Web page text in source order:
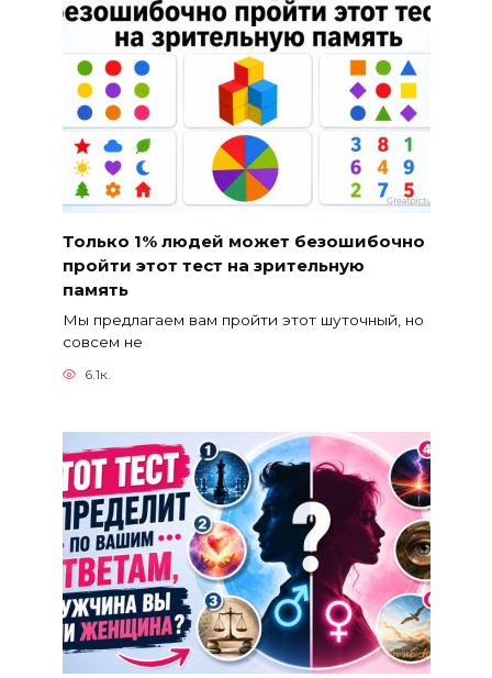
Только 1% людей может безошибочно
пройти этот тест на зрительную
память
Мы предлагаем вам пройти этот шуточный, но
совсем не
6.1к.